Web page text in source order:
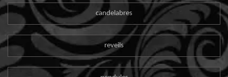
candelabres
reveils